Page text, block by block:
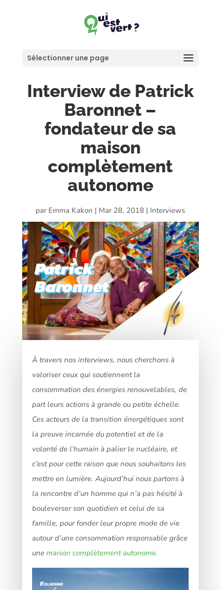
Sélectionner une page
Interview de Patrick
Baronnet –
fondateur de sa
maison
complètement
autonome
par Emma Kakon | Mar 28, 2018 | Interviews
À travers nos interviews, nous cherchons à
valoriser ceux qui soutiennent la
consommation des énergies renouvelables, de
part leurs actions à grande ou petite échelle.
Ces acteurs de la transition énergétiques sont
la preuve incarnée du potentiel et de la
volonté de l’humain à palier le nucléaire, et
c’est pour cette raison que nous souhaitons les
mettre en lumière. Aujourd’hui nous partons à
la rencontre d’un homme qui n’a pas hésité à
bouleverser son quotidien et celui de sa
famille, pour fonder leur propre mode de vie
autour d’une consommation responsable grâce
une maison complètement autonome.